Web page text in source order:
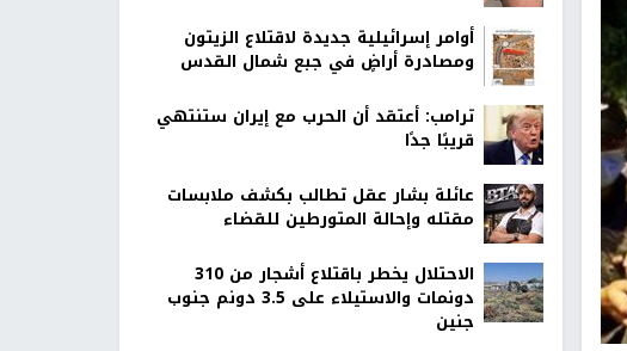
أوامر إسرائيلية جديدة لاقتلاع الزيتون
ومصادرة أراضٍ في جبع شمال القدس
ترامب: أعتقد أن الحرب مع إيران ستنتهي
قريبًا جدًا
عائلة بشار عقل تطالب بكشف ملابسات
مقتله وإحالة المتورطين للقضاء
الاحتلال يخطر باقتلاع أشجار من 310
دونمات والاستيلاء على 3.5 دونم جنوب
جنين